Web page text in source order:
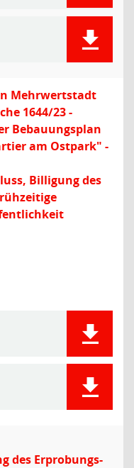
Mehrwertstadt
1644/23 -
Bebauungsplan
am Ostpark" -
Billigung des
des Erprobungs-